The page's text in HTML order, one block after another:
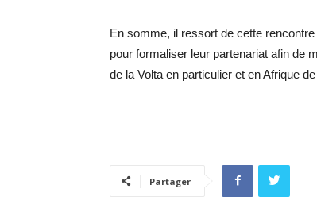
En somme, il ressort de cette
pour formaliser leur partenariat afin de
de la Volta en particulier et en Afrique
Partager